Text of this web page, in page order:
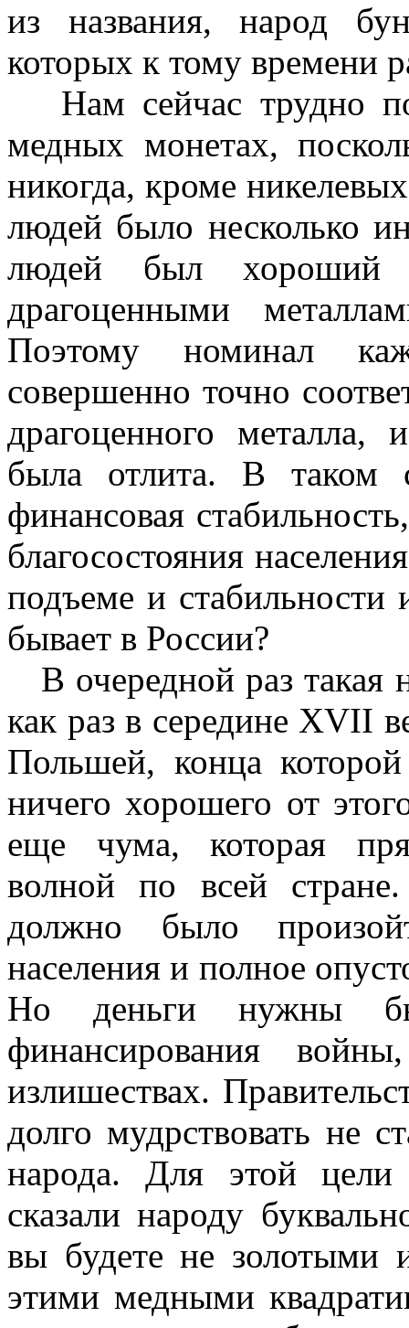
из названия, народ
которых к тому времени
Нам сейчас трудно
медных монетах,
никогда, кроме
людей было несколько
людей был
драгоценными
Поэтому номинал
совершенно точно
драгоценного металла,
была отлита. В таком
финансовая
благосостояния
подъеме и стабильности
бывает в России?
В очередной раз такая
как раз в середине XVII
Польшей, конца
ничего хорошего от
еще чума, которая
волной по всей
должно было
населения и полное
Но деньги нужны
финансирования
излишествах.
долго мудрствовать не
народа. Для этой
сказали народу
вы будете не золотыми
этими медными